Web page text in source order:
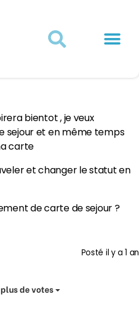
bientot , je veux
sejour et en même temps
carte
et changer le statut en
de carte de sejour ?
Posté il y a 1 an
de votes